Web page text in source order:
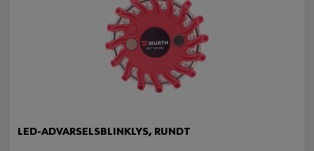
LED-ADVARSELSBLINKLYS, RUNDT